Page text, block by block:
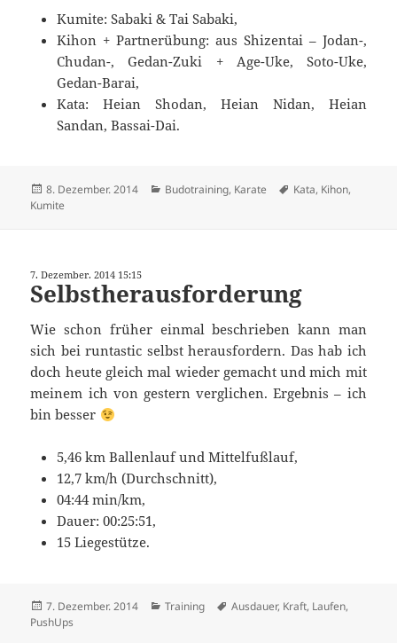
Kumite: Sabaki & Tai Sabaki,
Kihon + Partnerübung: aus Shizentai – Jodan-,
Chudan-, Gedan-Zuki + Age-Uke, Soto-Uke,
Gedan-Barai,
Kata: Heian Shodan, Heian Nidan, Heian
Sandan, Bassai-Dai.
Veröffentlicht
am
8. Dezember. 2014 Kategorien
Budotraining, Karate Schlagwörter
Kata, Kihon,
Kumite
7. Dezember. 2014 15:15
Selbstherausforderung
Wie schon früher einmal beschrieben kann man
sich bei runtastic selbst herausfordern. Das hab ich
doch heute gleich mal wieder gemacht und mich mit
meinem ich von gestern verglichen. Ergebnis – ich
bin besser
5,46 km Ballenlauf und Mittelfußlauf,
12,7 km/h (Durchschnitt),
04:44 min/km,
Dauer: 00:25:51,
15 Liegestütze.
Veröffentlicht
am
7. Dezember. 2014 Kategorien
Training Schlagwörter
Ausdauer, Kraft, Laufen,
PushUps